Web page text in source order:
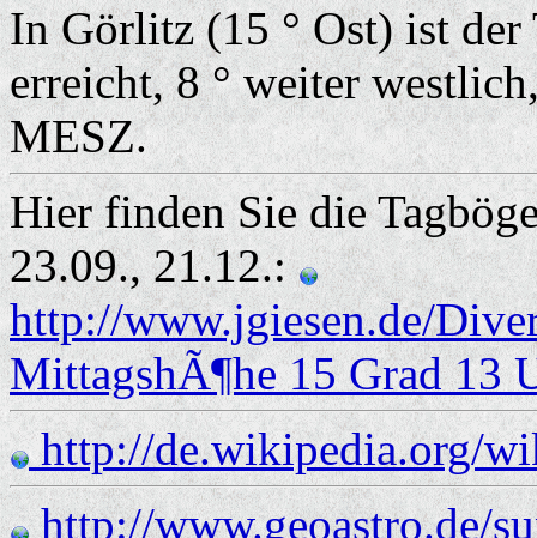
In Görlitz (15 ° Ost) ist
erreicht, 8 ° weiter
MESZ.
Hier finden Sie die
23.09., 21.12.:
http://www.jgiesen.de/
MittagshÃ¶he 15 Grad 13
http://de.wikipedia.org/
http://www.geoastro.de/